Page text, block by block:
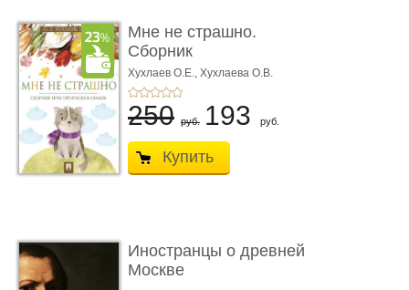
Мне не страшно.
Сборник
терапевтических
сказо� ...
Хухлаев О.Е., Хухлаева О.В.
250 руб. 193 руб.
Купить
Иностранцы о древней
Москве